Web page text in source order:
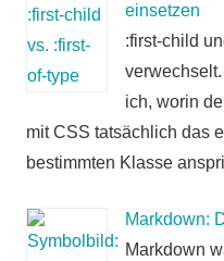
einsetzen
:first-child
ich, worin
mit CSS tatsächlich das
bestimmten Klasse
Markdown:
Markdown